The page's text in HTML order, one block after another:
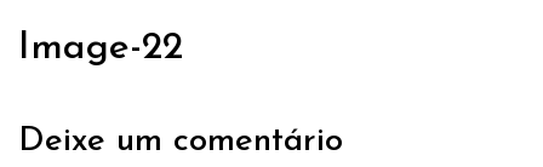
Image-22
Deixe um comentário